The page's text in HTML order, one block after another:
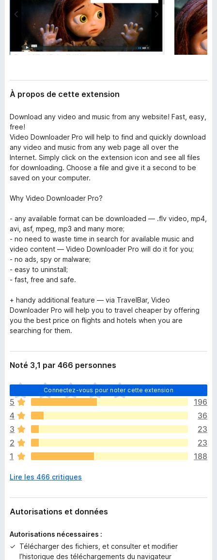
r
e
o
À propos de cette extension
Download any video and music from any website! Fast, easy,
free!
Video Downloader Pro will help to find and quickly download
any video and music from any web page all over the
Internet. Simply click on the extension icon and see all files
for downloading. Choose a file and give it a second to be
saved on your computer.
Why Video Downloader Pro?
- any available format can be downloaded — .flv video, mp4,
avi, asf, mpeg, mp3 and many more;
- no need to waste time in search for available music and
video content — Video Downloader Pro will do it for you;
- no ads, spy or malware;
- easy to uninstall;
- fast, free and safe.
+ handy additional feature — via TravelBar, Video
Downloader Pro will help you to travel cheaper by offering
you the best price on flights and hotels when you are
searching for them.
Noté 3,1 par 466 personnes
Connectez-vous pour noter cette extension
I
l
n
’
y
a
a
u
u
e
n
t
p
5
196
4
36
3
23
2
23
1
188
Lire les 466 critiques
Autorisations et données
Autorisations nécessaires :
Télécharger des fichiers, et consulter et modifier
l’historique des téléchargements du navigateur